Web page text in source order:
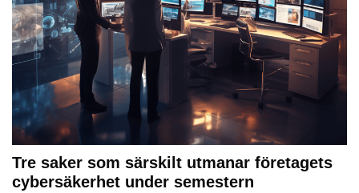
Tre saker som särskilt utmanar företagets
cybersäkerhet under semestern